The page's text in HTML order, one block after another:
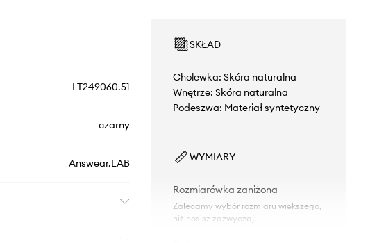
LT249060.51
czarny
Answear.LAB
SKŁAD
Cholewka: Skóra naturalna
Wnętrze: Skóra naturalna
Podeszwa: Materiał syntetyczny
WYMIARY
Rozmiarówka zaniżona
Zalecamy wybór rozmiaru większego,
niż nosisz zazwyczaj.